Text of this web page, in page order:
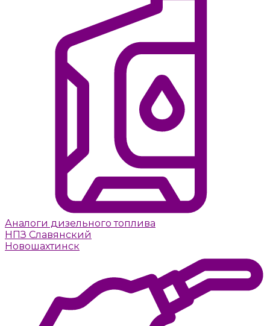
Аналоги дизельного топлива
НПЗ Славянский
Новошахтинск